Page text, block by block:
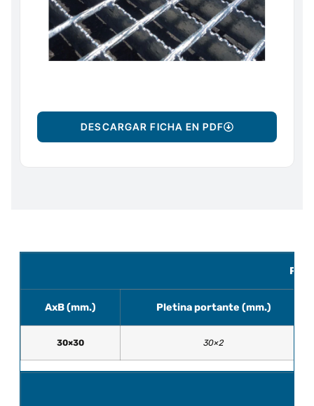
DESCARGAR FICHA EN PDF
AxB (mm.) Pletina portante (mm.)
30×30 30×2